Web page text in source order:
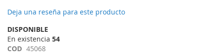
Deja una reseña para este producto
DISPONIBLE
En existencia 54
COD 45068